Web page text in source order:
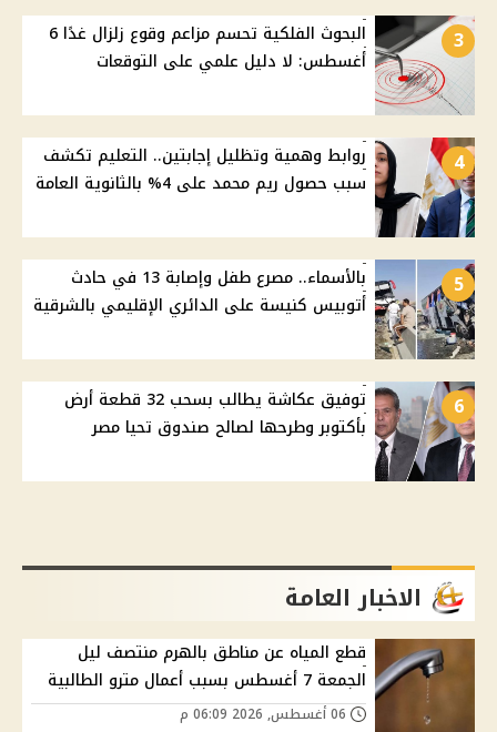
3
البحوث الفلكية تحسم مزاعم وقوع زلزال غدًا 6
أغسطس: لا دليل علمي على التوقعات
4
روابط وهمية وتظليل إجابتين.. التعليم تكشف
سبب حصول ريم محمد على 4% بالثانوية العامة
5
بالأسماء.. مصرع طفل وإصابة 13 في حادث
أتوبيس كنيسة على الدائري الإقليمي بالشرقية
6
توفيق عكاشة يطالب بسحب 32 قطعة أرض
بأكتوبر وطرحها لصالح صندوق تحيا مصر
الاخبار العامة
قطع المياه عن مناطق بالهرم منتصف ليل
الجمعة 7 أغسطس بسبب أعمال مترو الطالبية